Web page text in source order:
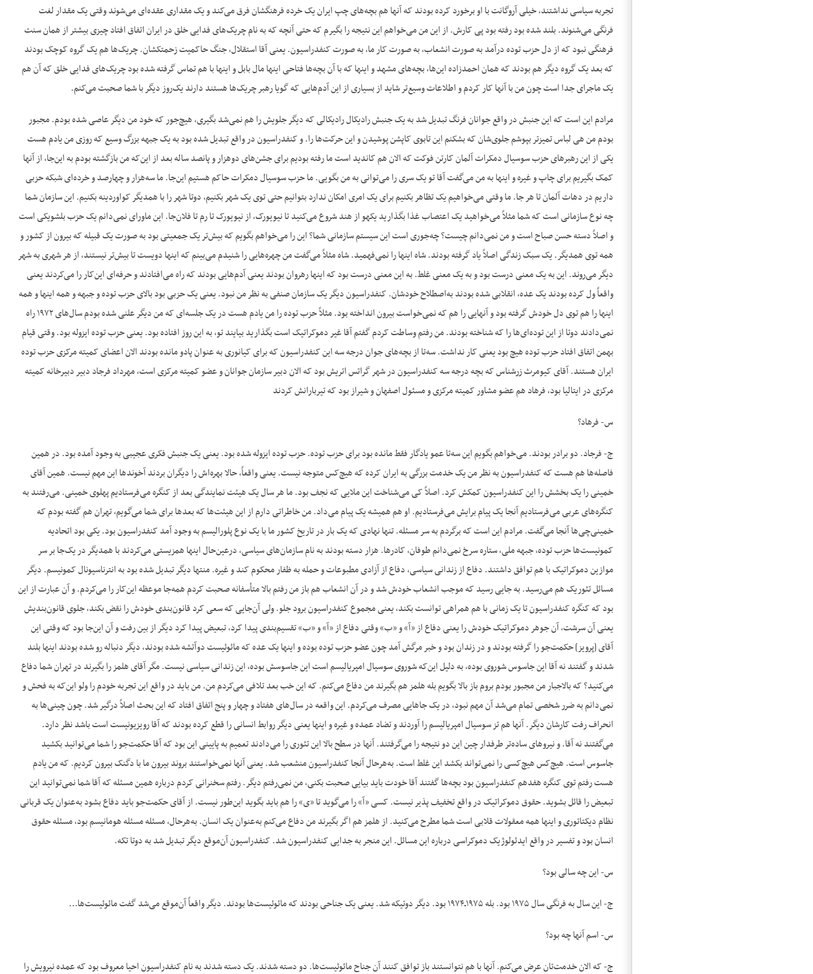
تجربه سیاسی نداشتند، خیلی آروگانت با او برخورد کرده بودند که آنها هم بچه‌های چپ ایران یک خرده فرهنگشان فرق می‌کند و یک مقداری عقده‌ای می‌شوند وقتی یک مقدار لغت
فرنگی می‌شنوند. بلند شده بود رفته بود پی کارش. از این من می‌خواهم این نتیجه را بگیرم که حتی آنچه که به نام چریک‌های فدایی خلق در ایران اتفاق افتاد چیزی بیشتر از همان سنت
فرهنگی نبود که از دل حزب توده درآمد به صورت انشعاب، به صورت کار ما، به صورت کنفدراسیون. یعنی آقا استقلال، جنگ حاکمیت زحمتکشان. چریک‌ها هم یک گروه کوچک بودند
که بعد یک گروه دیگر هم بودند که همان احمدزاده این‌ها، بچه‌های مشهد و اینها که با آن بچه‌ها فتاحی اینها مال بابل و اینها با هم تماس گرفته شده بود چریک‌های فدایی خلق که آن هم
یک ماجرای جدا است چون من با آنها کار کردم و اطلاعات وسیع‌تر شاید از بسیاری از این آدم‌هایی که گویا رهبر چریک‌ها هستند دارند یک‌روز دیگر با شما صحبت می‌کنم.
مرادم این است که این جنبش در واقع جوانان فرنگ تبدیل شد به یک جنبش رادیکال رادیکالی که دیگر جلویش را هم نمی‌شد بگیری، هیچ‌جور که خود من دیگر عاصی شده بودم. مجبور
بودم من هی لباس تمیزتر بپوشم جلوی‌شان که بشکنم این تابوی کاپشن پوشیدن و این حرکت‌ها را. و کنفدراسیون در واقع تبدیل شده بود به یک جبهه بزرگ وسیع که روزی من یادم هست
یکی از این رهبرهای حزب سوسیال دمکرات آلمان کارتن فوکت که الان هم کاندید است ما رفته بودیم برای جشن‌های دوهزار و پانصد ساله بعد از این‌که من بازگشته بودم به این‌جا، از آنها
کمک بگیریم برای چاپ و غیره و اینها به من می‌گفت آقا تو یک سری را می‌توانی به من بگویی. ما حزب سوسیال دمکرات حاکم هستیم این‌جا. ما سه‌هزار و چهارصد و خرده‌ای شبکه حزبی
داریم در دهات آلمان تا هر جا. ما وقتی می‌خواهیم یک تظاهر بکنیم برای یک امری امکان ندارد بتوانیم حتی توی یک شهر بکنیم، دوتا شهر را با همدیگر کواوردینه بکنیم. این سازمان شما
چه نوع سازمانی است که شما مثلاً می‌خواهید یک اعتصاب غذا بگذارید یکهو از هند شروع می‌کنید تا نیویورک، از نیویورک تا رم تا فلان‌جا. این ماورای نمی‌دانم یک حزب بلشویکی است
و اصلاً دسته حسن صباح است و من نمی‌دانم چیست؟ چه‌جوری است این سیستم سازمانی شما؟ این را می‌خواهم بگویم که بیش‌تر یک جمعیتی بود به صورت یک قبیله که بیرون از کشور و
همه توی همدیگر. یک سبک زندگی اصلاً یاد گرفته بودند. شاه اینها را نمی‌فهمید. شاه مثلاً می‌گفت من چهره‌هایی را شنیدم می‌بینم که اینها دویست تا بیش‌تر نیستند، از هر شهری به شهر
دیگر می‌روند. این به یک معنی درست بود و به یک معنی غلط. به این معنی درست بود که اینها رهروان بودند یعنی آدم‌هایی بودند که راه می‌افتادند و حرفه‌ای این‌کار را می‌کردند یعنی
واقعاً ول کرده بودند یک عده، انقلابی شده بودند به‌اصطلاح خودشان. کنفدراسیون دیگر یک سازمان صنفی به نظر من نبود. یعنی یک حزبی بود بالای حزب توده و جبهه و همه اینها و همه
اینها را هم توی دل خودش گرفته بود و آنهایی را هم که نمی‌خواست بیرون انداخته بود. مثلاً حزب توده را من یادم هست در یک جلسه‌ای که من دیگر علنی شده بودم سال‌های ۱۹۷۲ راه
نمی‌دادند دوتا از این توده‌ای‌ها را که شناخته بودند. من رفتم وساطت کردم گفتم آقا غیر دموکراتیک است بگذارید بیایند تو، به این روز افتاده بود. یعنی حزب توده ایزوله بود. وقتی قیام
بهمن اتفاق افتاد حزب توده هیچ بود یعنی کار نداشت. سه‌تا از بچه‌های جوان درجه سه این کنفدراسیون که برای کیانوری به عنوان پادو مانده بودند الان اعضای کمیته مرکزی حزب توده
ایران هستند. آقای کیومرث زرشناس که بچه درجه سه کنفدراسیون در شهر گراتس اتریش بود که الان دبیر سازمان جوانان و عضو کمیته مرکزی است، مهرداد فرجاد دبیر دبیرخانه کمیته
مرکزی در ایتالیا بود، فرهاد هم عضو مشاور کمیته مرکزی و مسئول اصفهان و شیراز بود که تیربارانش کردند
س- فرهاد؟
ج- فرجاد. دو برادر بودند. می‌خواهم بگویم این سه‌تا عمو یادگار فقط مانده بود برای حزب توده. حزب توده ایزوله شده بود. یعنی یک جنبش فکری عجیبی به وجود آمده بود. در همین
فاصله‌ها هم هست که کنفدراسیون به نظر من یک خدمت بزرگی به ایران کرده که هیچ‌کس متوجه نیست. یعنی واقعاً، حالا بهره‌اش را دیگران بردند آخوندها این مهم نیست. همین آقای
خمینی را یک بخشش را این کنفدراسیون کمکش کرد. اصلاً کی می‌شناخت این ملایی که نجف بود. ما هر سال یک هیئت نمایندگی بعد از کنگره می‌فرستادیم پهلوی خمینی. می‌رفتند به
کنگره‌های عربی می‌فرستادیم آنجا یک پیام برایش می‌فرستادیم. او هم همیشه یک پیام می‌داد. من خاطراتی دارم از این هیئت‌ها که بعدها برای شما می‌گویم، تهران هم گفته بودم که
خمینی‌چی‌ها آنجا می‌گفت. مرادم این است که برگردم به سر مسئله. تنها نهادی که یک بار در تاریخ کشور ما با یک نوع پلورالیسم به وجود آمد کنفدراسیون بود. یکی بود اتحادیه
کمونیست‌ها حزب توده، جبهه ملی، ستاره سرخ نمی‌دانم طوفان، کادرها. هزار دسته بودند به نام سازمان‌های سیاسی، درعین‌حال اینها همزیستی می‌کردند با همدیگر در یک‌جا بر سر
موازین دموکراتیک با هم توافق داشتند. دفاع از زندانی سیاسی، دفاع از آزادی مطبوعات و حمله به ظفار محکوم کند و غیره. منتها دیگر تبدیل شده بود به انترناسیونال کمونیسم. دیگر
مسائل تئوریک هم می‌رسید. به جایی رسید که موجب انشعاب خودش شد و در آن انشعاب هم باز من رفتم بالا متأسفانه صحبت کردم همه‌جا موعظه این‌کار را می‌کردم. و آن عبارت از این
بود که کنگره کنفدراسیون تا یک زمانی با هم همراهی توانست بکند، یعنی مجموع کنفدراسیون برود جلو. ولی آن‌جایی که سعی کرد قانون‌بندی خودش را نقض بکند، جلوی قانون‌بندیش
یعنی آن سرشت، آن جوهر دموکراتیک خودش را یعنی دفاع از «آ» و «ب» وقتی دفاع از «آ» و «ب» تقسیم‌بندی پیدا کرد، تبعیض پیدا کرد دیگر از بین رفت و آن این‌جا بود که وقتی این
آقای [پرویز] حکمت‌جو را گرفته بودند و در زندان بود و خبر مرگش آمد چون عضو حزب توده بوده و اینها یک عده که مائوئیست دوآتشه شده بودند، دیگر دنباله رو شده بودند اینها بلند
شدند و گفتند نه آقا این جاسوس شوروی بوده، به دلیل این‌که شوروی سوسیال امپریالیسم است این جاسوسش بوده، این زندانی سیاسی نیست. مگر آقای هلمز را بگیرند در تهران شما دفاع
می‌کنید؟ که بالاجبار من مجبور بودم بروم باز بالا بگویم بله هلمز هم بگیرند من دفاع می‌کنم. که این خب بعد تلافی می‌کردم من. من باید در واقع این تجربه خودم را ولو این‌که به فحش و
نمی‌دانم به ضرر شخصی تمام می‌شد آن مهم نبود، در یک جاهایی مصرف می‌کردم. این واقعه در سال‌های هفتاد و چهار و پنج اتفاق افتاد که این بحث اصلاً درگیر شد. چون چینی‌ها به
انحراف رفت کارشان دیگر. آنها هم تز سوسیال امپریالیسم را آوردند و تضاد عمده و غیره و اینها یعنی دیگر روابط انسانی را قطع کرده بودند که آقا رویزیونیست است باشد نظر دارد.
می‌گفتند نه آقا. و نیروهای ساده‌تر طرفدار چین این دو نتیجه را می‌گرفتند. آنها در سطح بالا این تئوری را می‌دادند تعمیم به پایینی این بود که آقا حکمت‌جو را شما می‌توانید بکشید
جاسوس است. هیچ‌کس هیچ‌کسی را نمی‌تواند بکشد این غلط است. به‌هرحال آنجا کنفدراسیون منشعب شد. یعنی آنها نمی‌خواستند بروند بیرون ما با دگنک بیرون کردیم. که من یادم
هست رفتم توی کنگره هفدهم کنفدراسیون بود بچه‌ها گفتند آقا خودت باید بیایی صحبت بکنی، من نمی‌رفتم دیگر. رفتم سخنرانی کردم درباره همین مسئله که آقا شما نمی‌توانید این
تبعیض را قائل بشوید. حقوق دموکراتیک در واقع تخفیف پذیر نیست. کسی «آ» را می‌گوید تا «ی» را هم باید بگوید این‌طور نیست. از آقای حکمت‌جو باید دفاع بشود به‌عنوان یک قربانی
نظام دیکتاتوری و اینها همه معقولات قلابی است شما مطرح می‌کنید. از هلمز هم اگر بگیرند من دفاع می‌کنم به‌عنوان یک انسان. به‌هرحال، مسئله مسئله هومانیسم بود، مسئله حقوق
انسان بود و تفسیر در واقع ایدئولوژیک دموکراسی درباره این مسائل. این منجر به جدایی کنفدراسیون شد. کنفدراسیون آن‌موقع دیگر تبدیل شد به دوتا تکه.
س- این چه سالی بود؟
ج- این سال به فرنگی سال ۱۹۷۵ بود. بله ۱۹۷۵ـ۱۹۷۴ بود. دیگر دوتیکه شد. یعنی یک جناحی بودند که مائوئیست‌ها بودند. دیگر واقعاً آن‌موقع می‌شد گفت مائوئیست‌ها…
س- اسم آنها چه بود؟
ج- که الان خدمت‌تان عرض می‌کنم. آنها با هم نتوانستند باز توافق کنند آن جناح مائوئیست‌ها. دو دسته شدند. یک دسته شدند به نام کنفدراسیون احیا معروف بود که عمده نیرویش را